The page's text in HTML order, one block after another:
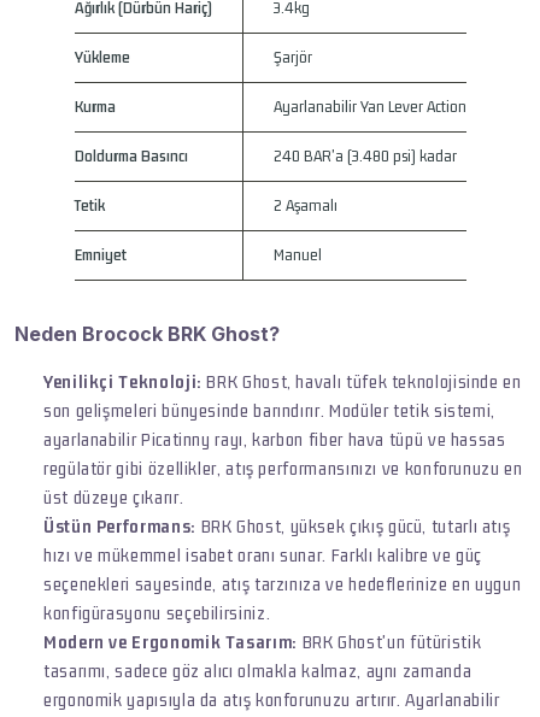
Ağırlık (Dürbün Hariç) 3.4kg
Yükleme Şarjör
Kurma Ayarlanabilir Yan Lever Action
Doldurma Basıncı 240 BAR'a (3.480 psi) kadar
Tetik 2 Aşamalı
Emniyet Manuel
Neden Brocock BRK Ghost?
Yenilikçi Teknoloji: BRK Ghost, havalı tüfek teknolojisinde en
son gelişmeleri bünyesinde barındırır. Modüler tetik sistemi,
ayarlanabilir Picatinny rayı, karbon fiber hava tüpü ve hassas
regülatör gibi özellikler, atış performansınızı ve konforunuzu en
üst düzeye çıkarır.
Üstün Performans: BRK Ghost, yüksek çıkış gücü, tutarlı atış
hızı ve mükemmel isabet oranı sunar. Farklı kalibre ve güç
seçenekleri sayesinde, atış tarzınıza ve hedeflerinize en uygun
konfigürasyonu seçebilirsiniz.
Modern ve Ergonomik Tasarım: BRK Ghost'un fütüristik
tasarımı, sadece göz alıcı olmakla kalmaz, aynı zamanda
ergonomik yapısıyla da atış konforunuzu artırır. Ayarlanabilir